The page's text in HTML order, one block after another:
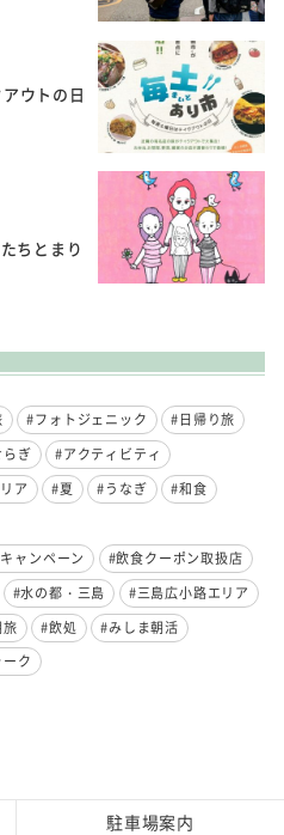
ウトの日
ちとまり
#フォトジェニック
#日帰り旅
ぎ
#アクティビティ
ア #夏 #うなぎ
#和食
ャンペーン
#飲食クーポン取扱店
#水の都・三島
#三島広小路エリア
#飲処
#みしま朝活
ク
駐車場案内